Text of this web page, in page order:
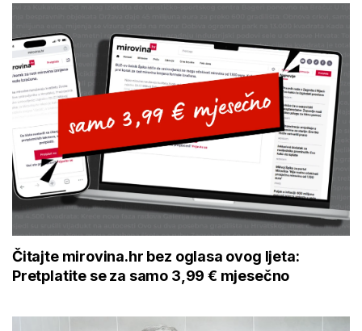
Čitajte mirovina.hr bez oglasa ovog ljeta:
Pretplatite se za samo 3,99 € mjesečno